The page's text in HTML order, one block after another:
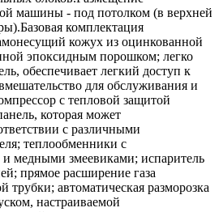
машины - под потолком (в верхней
комплектация
кожух из оцинкованной
эпоксидным порошком; легко
обеспечивает легкий доступ к
для обслуживания и
с тепловой защитой
которая может
с различными
теплообменники с
медными змеевиками; испаритель
прямое расширение газа
трубки; автоматическая разморозка
настраиваемой